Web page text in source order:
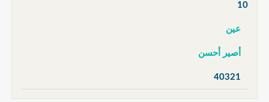
10
عين
أصير أحسن
40321